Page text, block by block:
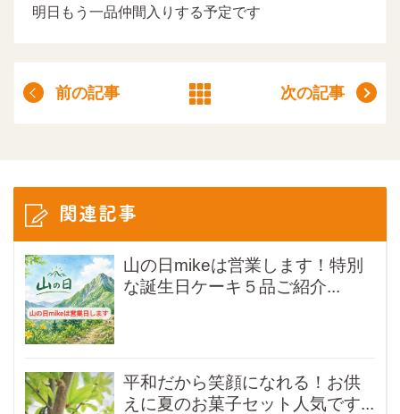
明日もう一品仲間入りする予定です
前の記事 次の記事
関連記事
山の日mikeは営業します！特別
な誕生日ケーキ５品ご紹介...
平和だから笑顔になれる！お供
えに夏のお菓子セット人気です...